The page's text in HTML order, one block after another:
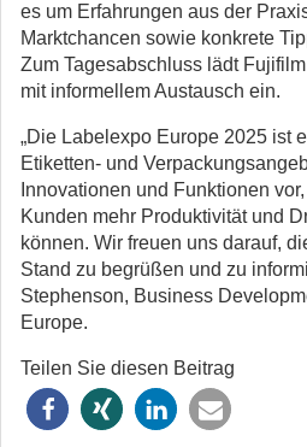
es um Erfahrungen aus der
Marktchancen sowie konkrete
Zum Tagesabschluss lädt
mit informellem Austausch ein.
„Die Labelexpo Europe 2025 ist
Etiketten- und
Innovationen und Funktionen
Kunden mehr Produktivität und
können. Wir freuen uns darauf,
Stand zu begrüßen und zu
Stephenson, Business
Europe.
Teilen Sie diesen Beitrag